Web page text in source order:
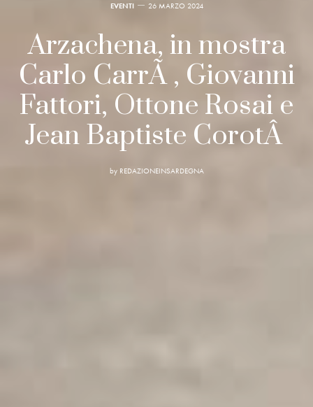
EVENTI 26 MARZO 2024
Arzachena, in mostra
Carlo CarrÃ , Giovanni
Fattori, Ottone Rosai e
Jean Baptiste CorotÂ
by REDAZIONEINSARDEGNA